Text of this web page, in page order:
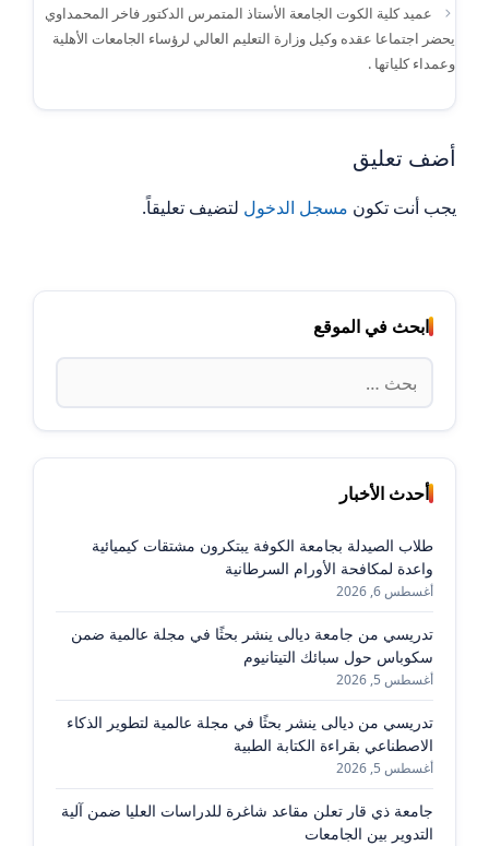
عميد كلية الكوت الجامعة الأستاذ المتمرس الدكتور فاخر المحمداوي
يحضر اجتماعا عقده وكيل وزارة التعليم العالي لرؤساء الجامعات الأهلية
وعمداء كلياتها .
أضف تعليق
يجب أنت تكون مسجل الدخول لتضيف تعليقاً.
ابحث في الموقع
البحث
عن:
أحدث الأخبار
طلاب الصيدلة بجامعة الكوفة يبتكرون مشتقات كيميائية
واعدة لمكافحة الأورام السرطانية
أغسطس 6, 2026
تدريسي من جامعة ديالى ينشر بحثًا في مجلة عالمية ضمن
سكوباس حول سبائك التيتانيوم
أغسطس 5, 2026
تدريسي من ديالى ينشر بحثًا في مجلة عالمية لتطوير الذكاء
الاصطناعي بقراءة الكتابة الطبية
أغسطس 5, 2026
جامعة ذي قار تعلن مقاعد شاغرة للدراسات العليا ضمن آلية
التدوير بين الجامعات